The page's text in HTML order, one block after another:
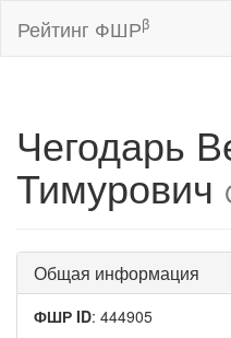
Рейтинг ФШРβ
Чегодарь
Тимурович
Общая информация
ФШР ID: 444905